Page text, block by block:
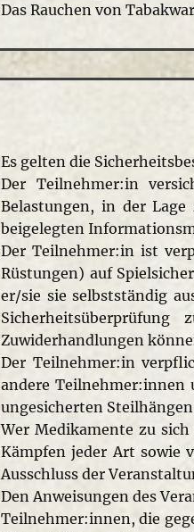
Das Rauchen von
Es gelten die
Der Teilnehmer:in
Belastungen, in der
beigelegten
Der Teilnehmer:in ist
Rüstungen) auf
er/sie sie selbstständig
Zuwiderhandlungen
Der Teilnehmer:in
andere Teilnehmer:innen
ungesicherten
Wer Medikamente zu
Kämpfen jeder Art sowie
Ausschluss der
Den Anweisungen des
Teilnehmer:innen, die